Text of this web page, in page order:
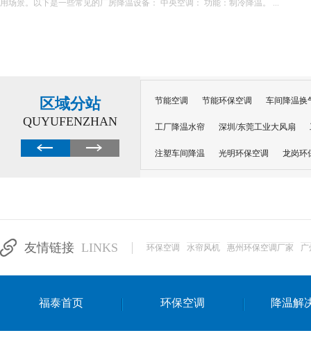
米以下，可选择单台小型蒸发冷空调。若车间面积较大，如 1000 平方米以上，可能
区域分站
QUYUFENZHAN
节能空调 节能环保空调 车间降温换
工厂降温水帘 深圳/东莞工业大风扇
注塑车间降温 光明环保空调 龙岗环
达州工业省电安装
友情链接 LINKS 环保空调 水帘风机 惠州环保空调厂家 广
福泰首页 环保空调 降温解